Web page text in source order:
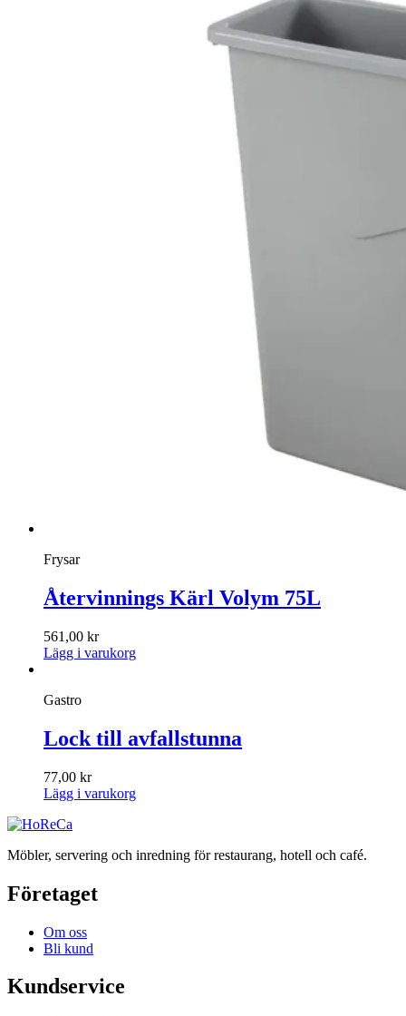
Frysar
Återvinnings Kärl Volym 75L
561,00 kr
Lägg i varukorg
Gastro
Lock till avfallstunna
77,00 kr
Lägg i varukorg
Möbler, servering och inredning för restaurang, hotell och café.
Företaget
Om oss
Bli kund
Kundservice